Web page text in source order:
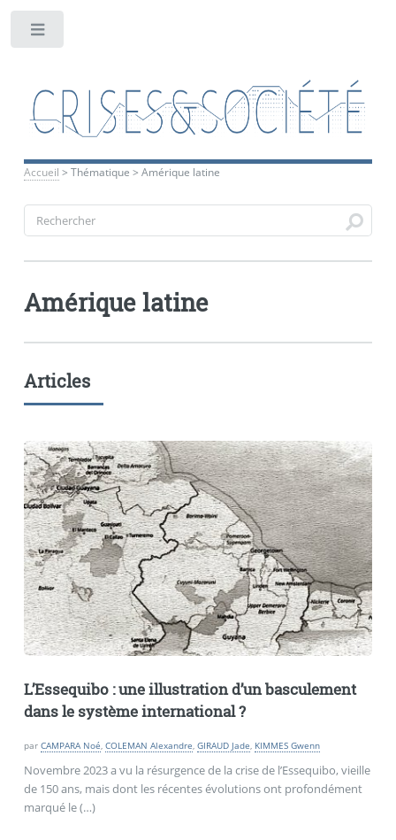
Accueil > Thématique > Amérique latine
Amérique latine
Articles
L’Essequibo : une illustration d’un basculement
dans le système international?
par CAMPARA Noé, COLEMAN Alexandre, GIRAUD Jade, KIMMES Gwenn
Novembre 2023 a vu la résurgence de la crise de l’Essequibo, vieille
de 150 ans, mais dont les récentes évolutions ont profondément
marqué le (…)